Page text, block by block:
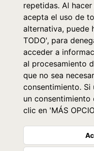
repetidas. Al hacer
acepta el uso de
alternativa, puede
TODO', para
acceder a
al procesamiento
que no sea
consentimiento.
un
clic en 'MÁS